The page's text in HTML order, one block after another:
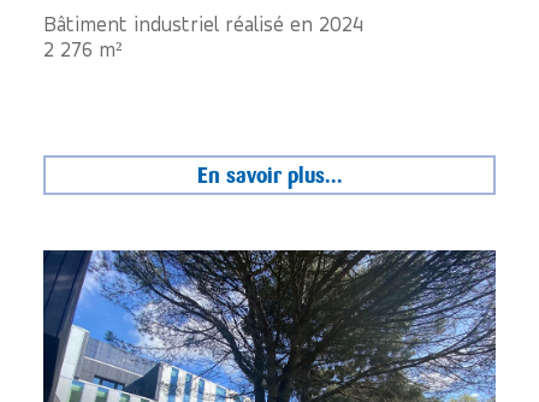
Bâtiment industriel réalisé en 2024
2 276 m²
En savoir plus...